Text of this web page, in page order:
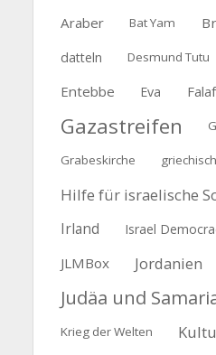
Araber Bat Yam
datteln Desmund Tutu
Entebbe Eva
Gazastreifen
Grabeskirche
Hilfe für israelische
Irland Israel
JLMBox Jordanien
Judäa und
Krieg der Welten